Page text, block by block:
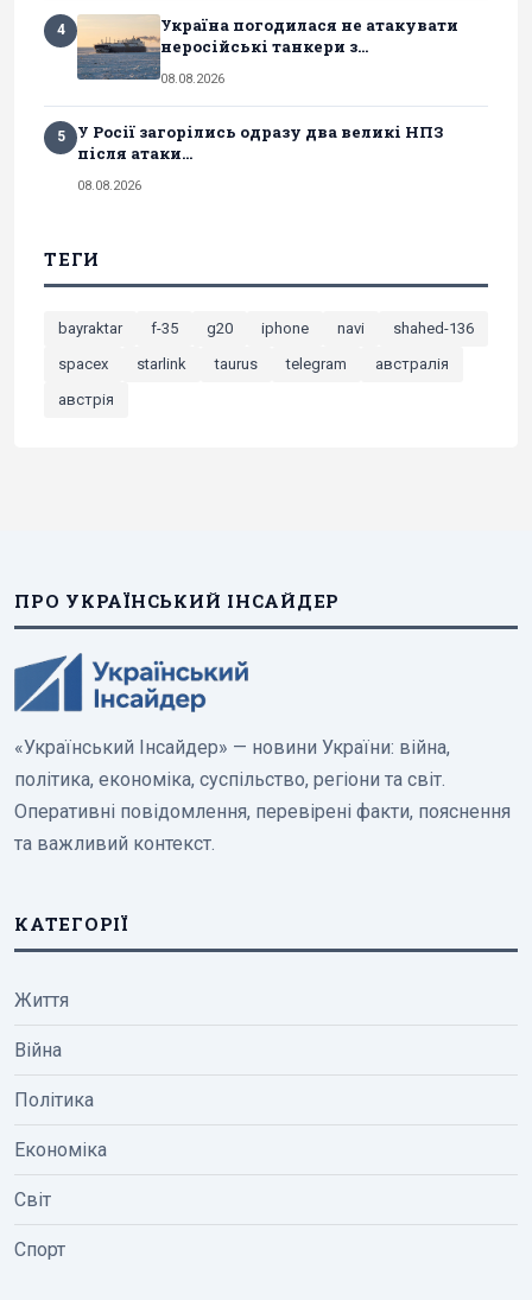
4
Україна погодилася не атакувати
неросійські танкери з...
08.08.2026
5
У Росії загорілись одразу два великі НПЗ
після атаки...
08.08.2026
ТЕГИ
bayraktar f-35 g20 iphone navi
shahed-136
spacex
starlink taurus telegram
австралія
австрія
ПРО УКРАЇНСЬКИЙ ІНСАЙДЕР
«Український Інсайдер» — новини України: війна,
політика, економіка, суспільство, регіони та світ.
Оперативні повідомлення, перевірені факти, пояснення
та важливий контекст.
КАТЕГОРІЇ
Життя
Війна
Політика
Економіка
Світ
Спорт